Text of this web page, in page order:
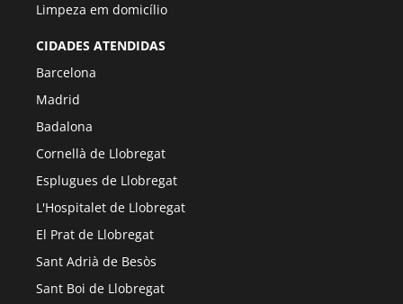
Limpeza em domicílio
CIDADES ATENDIDAS
Barcelona
Madrid
Badalona
Cornellà de Llobregat
Esplugues de Llobregat
L'Hospitalet de Llobregat
El Prat de Llobregat
Sant Adrià de Besòs
Sant Boi de Llobregat